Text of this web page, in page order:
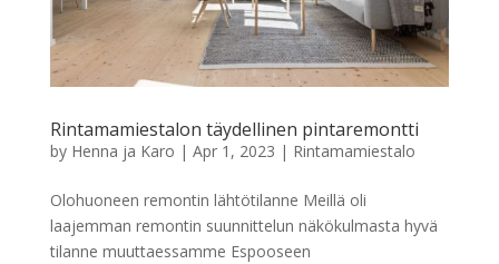
Rintamamiestalon täydellinen pintaremontti
by Henna ja Karo | Apr 1, 2023 | Rintamamiestalo
Olohuoneen remontin lähtötilanne Meillä oli
laajemman remontin suunnittelun näkökulmasta hyvä
tilanne muuttaessamme Espooseen